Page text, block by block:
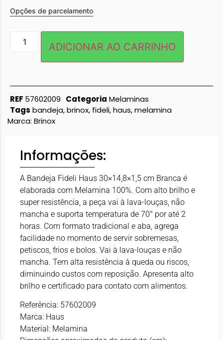
Opções de parcelamento
ADICIONAR AO CARRINHO
REF 57602009 Categoria Melaminas
Tags bandeja,brinox, fideli,haus,melamina
Marca: Brinox
Informações:
A Bandeja Fideli Haus 30×14,8×1,5 cm Branca é
elaborada com Melamina 100%. Com alto brilho e
super resistência, a peça vai à lava-louças, não
mancha e suporta temperatura de 70° por até 2
horas. Com formato tradicional e aba, agrega
facilidade no momento de servir sobremesas,
petiscos, frios e bolos. Vai à lava-louças e não
mancha. Tem alta resistência à queda ou riscos,
diminuindo custos com reposição. Apresenta alto
brilho e certificado para contato com alimentos.
Referência: 57602009
Marca: Haus
Material: Melamina